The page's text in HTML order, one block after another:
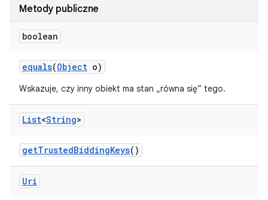
Metody publiczne
boolean
equals(Object o)
Wskazuje, czy inny obiekt ma stan „równa się” tego.
List<String>
getTrustedBiddingKeys()
Uri